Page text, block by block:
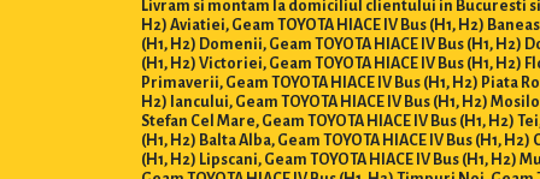
Livram si montam la domiciliul clientului in Bucuresti si
H2) Aviatiei, Geam TOYOTA HIACE IV Bus (H1, H2)
(H1, H2) Domenii, Geam TOYOTA HIACE IV Bus (H1, H2)
(H1, H2) Victoriei, Geam TOYOTA HIACE IV Bus (H1, H2)
Primaverii, Geam TOYOTA HIACE IV Bus (H1, H2) Piata
H2) Iancului, Geam TOYOTA HIACE IV Bus (H1, H2)
Stefan Cel Mare, Geam TOYOTA HIACE IV Bus (H1, H2)
(H1, H2) Balta Alba, Geam TOYOTA HIACE IV Bus (H1,
(H1, H2) Lipscani, Geam TOYOTA HIACE IV Bus (H1, H2)